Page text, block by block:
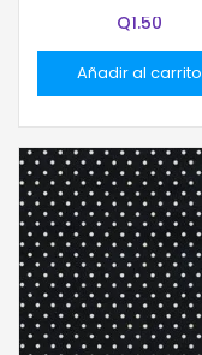
Q1.50
Añadir al carrito